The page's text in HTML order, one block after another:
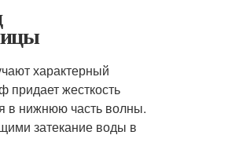
характерный
жесткость
в нижнюю часть волны.
затекание воды в